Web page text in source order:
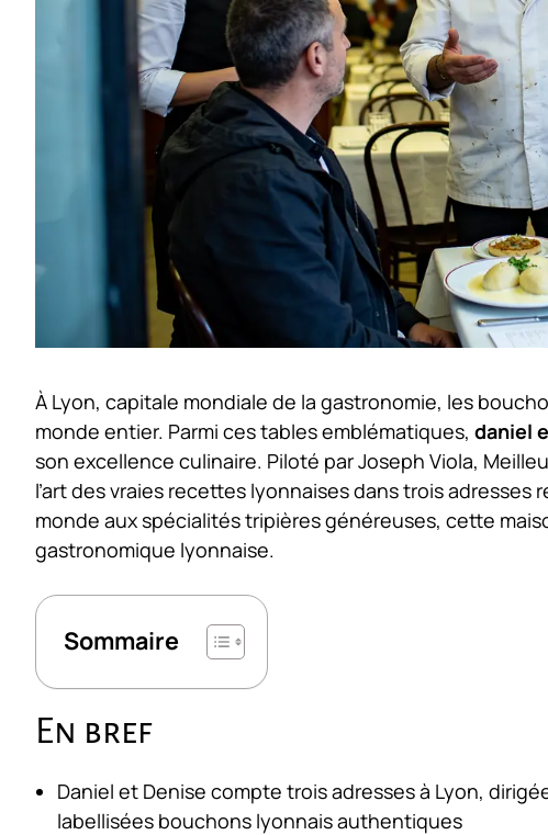
À Lyon, capitale mondiale de la gastronomie, les
monde entier. Parmi ces tables emblématiques, daniel
son excellence culinaire. Piloté par Joseph Viola,
l’art des vraies recettes lyonnaises dans trois
monde aux spécialités tripières généreuses, cette
gastronomique lyonnaise.
Sommaire
En bref
Daniel et Denise compte trois adresses à Lyon,
labellisées bouchons lyonnais authentiques